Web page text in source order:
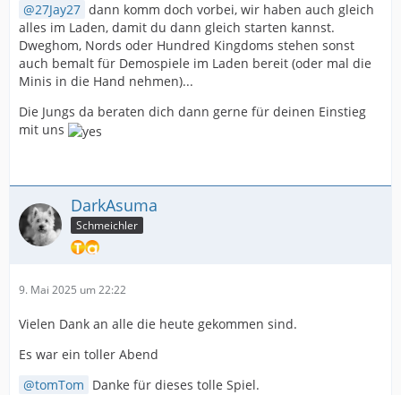
27Jay27 dann komm doch vorbei, wir haben auch gleich
alles im Laden, damit du dann gleich starten kannst.
Dweghom, Nords oder Hundred Kingdoms stehen sonst
auch bemalt für Demospiele im Laden bereit (oder mal die
Minis in die Hand nehmen)...
Die Jungs da beraten dich dann gerne für deinen Einstieg
mit uns
DarkAsuma
Schmeichler
9. Mai 2025 um 22:22
Vielen Dank an alle die heute gekommen sind.
Es war ein toller Abend
tomTom Danke für dieses tolle Spiel.